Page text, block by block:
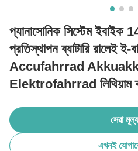
প্যানাসোনিক সিস্টেম
প্রতিস্থাপন ব্যাটারি রালেই ই-
Accufahrrad
Elektrofahrrad লিথিয়াম
সেরা
এখনই